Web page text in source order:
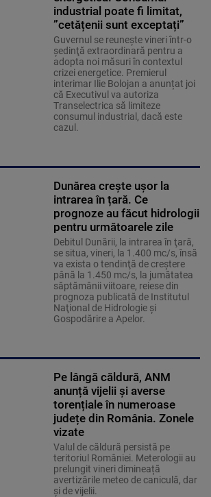
industrial poate fi limitat,
”cetățenii sunt exceptați”
Guvernul se reuneşte vineri într-o
şedinţă extraordinară pentru a
adopta noi măsuri în contextul
crizei energetice. Premierul
interimar Ilie Bolojan a anunțat joi
că Executivul va autoriza
Transelectrica să limiteze
consumul industrial, dacă este
cazul.
Dunărea crește ușor la
intrarea în țară. Ce
prognoze au făcut hidrologii
pentru următoarele zile
Debitul Dunării, la intrarea în ţară,
se situa, vineri, la 1.400 mc/s, însă
va exista o tendinţă de creştere
până la 1.450 mc/s, la jumătatea
săptămânii viitoare, reiese din
prognoza publicată de Institutul
Naţional de Hidrologie şi
Gospodărire a Apelor.
Pe lângă căldură, ANM
anunță vijelii și averse
torențiale în numeroase
județe din România. Zonele
vizate
Valul de căldură persistă pe
teritoriul României. Meterologii au
prelungit vineri dimineață
avertizările meteo de caniculă, dar
și de vijelii.